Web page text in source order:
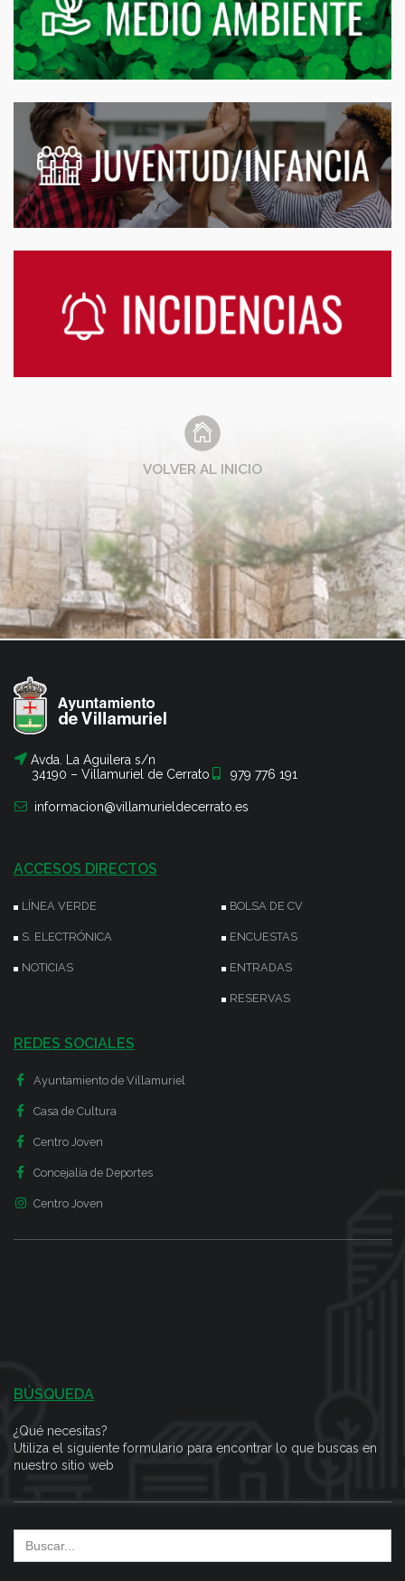
VOLVER AL INICIO
Avda. La Aguilera s/n
34190 – Villamuriel de Cerrato
979 776 191
informacion@villamurieldecerrato.es
ACCESOS DIRECTOS
LÍNEA VERDE
S. ELECTRÓNICA
NOTICIAS
BOLSA DE CV
ENCUESTAS
ENTRADAS
RESERVAS
REDES SOCIALES
Ayuntamiento de Villamuriel
Casa de Cultura
Centro Joven
Concejalía de Deportes
Centro Joven
BÚSQUEDA
¿Qué necesitas?
Utiliza el siguiente formulario para encontrar lo que buscas en
nuestro sitio web
Search
for: